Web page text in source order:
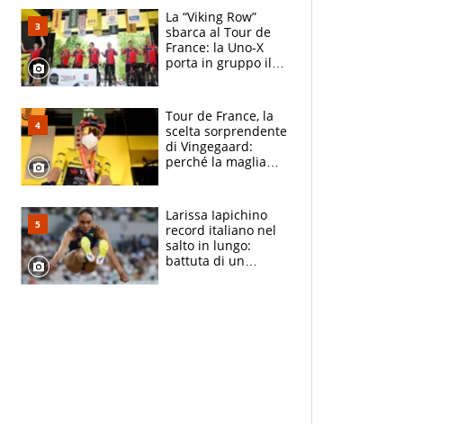
mirino
La “Viking Row”
sbarca al Tour de
France: la Uno-X
porta in gruppo il
compagni
Tour de France, la
scelta sorprendente
di Vingegaard:
perché la maglia
rischio da evitare
Larissa Iapichino
record italiano nel
salto in lungo:
battuta di un